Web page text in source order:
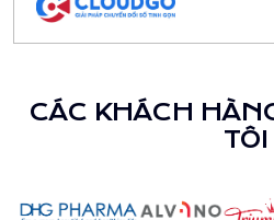
CÁC KHÁCH
TÔI